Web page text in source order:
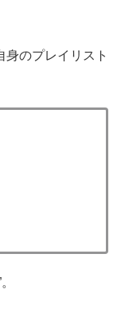
のプレイリスト